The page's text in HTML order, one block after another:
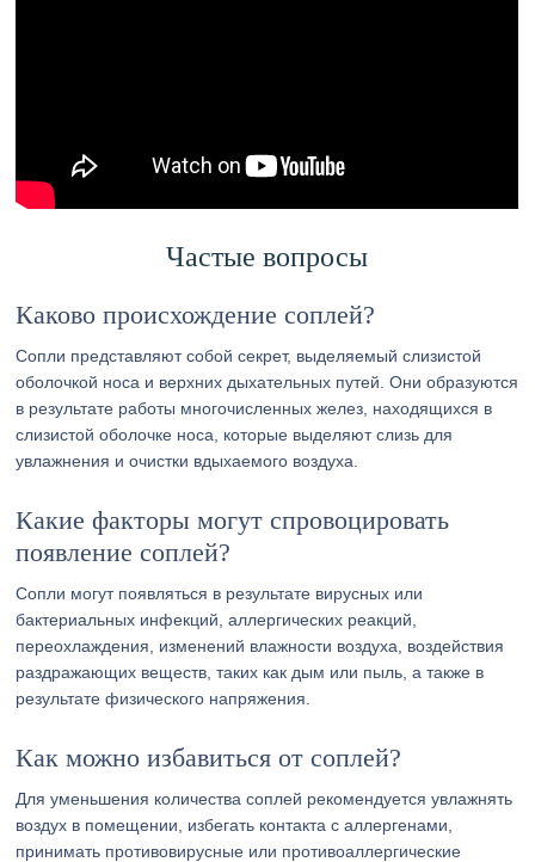
Частые вопросы
Каково происхождение соплей?
Сопли представляют собой секрет, выделяемый слизистой
оболочкой носа и верхних дыхательных путей. Они образуются
в результате работы многочисленных желез, находящихся в
слизистой оболочке носа, которые выделяют слизь для
увлажнения и очистки вдыхаемого воздуха.
Какие факторы могут спровоцировать
появление соплей?
Сопли могут появляться в результате вирусных или
бактериальных инфекций, аллергических реакций,
переохлаждения, изменений влажности воздуха, воздействия
раздражающих веществ, таких как дым или пыль, а также в
результате физического напряжения.
Как можно избавиться от соплей?
Для уменьшения количества соплей рекомендуется увлажнять
воздух в помещении, избегать контакта с аллергенами,
принимать противовирусные или противоаллергические